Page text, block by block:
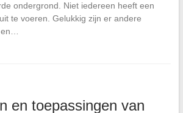
ondergrond. Niet iedereen heeft een
te voeren. Gelukkig zijn er andere
en…
en toepassingen van